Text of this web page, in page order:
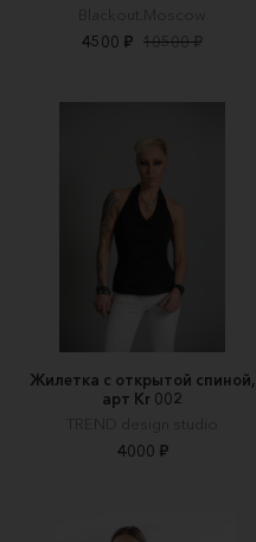
Blackout.Moscow
4500 ₽ 10500 ₽
Жилетка с открытой спиной,
арт Kr 002
TREND design studio
4000 ₽